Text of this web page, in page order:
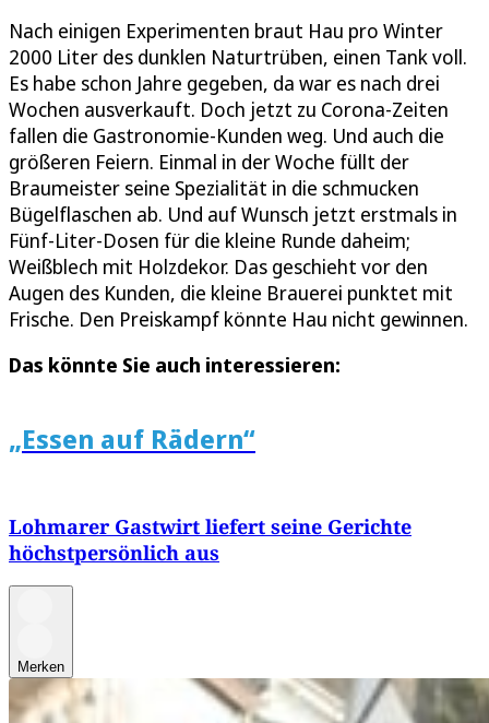
Nach einigen Experimenten braut Hau pro Winter
2000 Liter des dunklen Naturtrüben, einen Tank voll.
Es habe schon Jahre gegeben, da war es nach drei
Wochen ausverkauft. Doch jetzt zu Corona-Zeiten
fallen die Gastronomie-Kunden weg. Und auch die
größeren Feiern. Einmal in der Woche füllt der
Braumeister seine Spezialität in die schmucken
Bügelflaschen ab. Und auf Wunsch jetzt erstmals in
Fünf-Liter-Dosen für die kleine Runde daheim;
Weißblech mit Holzdekor. Das geschieht vor den
Augen des Kunden, die kleine Brauerei punktet mit
Frische. Den Preiskampf könnte Hau nicht gewinnen.
Das könnte Sie auch interessieren:
„Essen auf Rädern“
Lohmarer Gastwirt liefert seine Gerichte
höchstpersönlich aus
Merken